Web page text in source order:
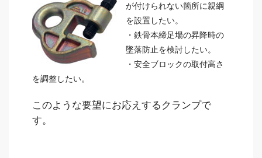
が付けられない箇所に親綱
を設置したい。
・鉄骨本締足場の昇降時の
墜落防止を検討したい。
・安全ブロックの取付高さ
を調整したい。
このような要望にお応えするクランプで
す。